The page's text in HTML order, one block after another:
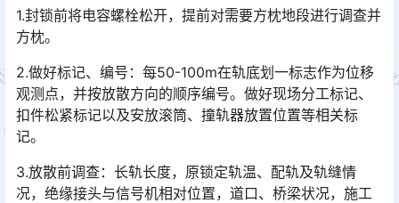
1.封锁前将电容螺栓松开，提前对需要方枕地段进行调查并
方枕。
2.做好标记、编号：每50-100m在轨底划一标志作为位移
观测点，并按放散方向的顺序编号。做好现场分工标记、
扣件松紧标记以及安放滚筒、撞轨器放置位置等相关标
记。󠅅󠅃󠄵󠅂󠄪󠇖󠆨󠆨󠇕󠆞󠆒󠅬󠇘󠆭󠆘󠇙󠆝󠅵󠇗󠆭󠆁󠄐󠇗󠅹󠅸󠇖󠆍󠅳󠇖󠅹󠅰󠇖󠆌󠅹
3.放散前调查：长轨长度，原锁定轨温、配轨及轨缝情
况，绝缘接头与信号机相对位置，道口、桥梁状况，施工